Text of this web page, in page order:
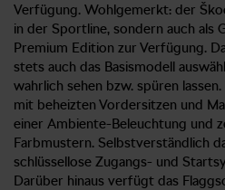
Verfügung. Wohlgemerkt: der
in der Sportline, sondern auch als
Premium Edition zur Verfügung.
stets auch das Basismodell
wahrlich sehen bzw. spüren
mit beheizten Vordersitzen und
einer Ambiente-Beleuchtung und
Farbmustern. Selbstverständlich
schlüssellose Zugangs- und
Darüber hinaus verfügt das